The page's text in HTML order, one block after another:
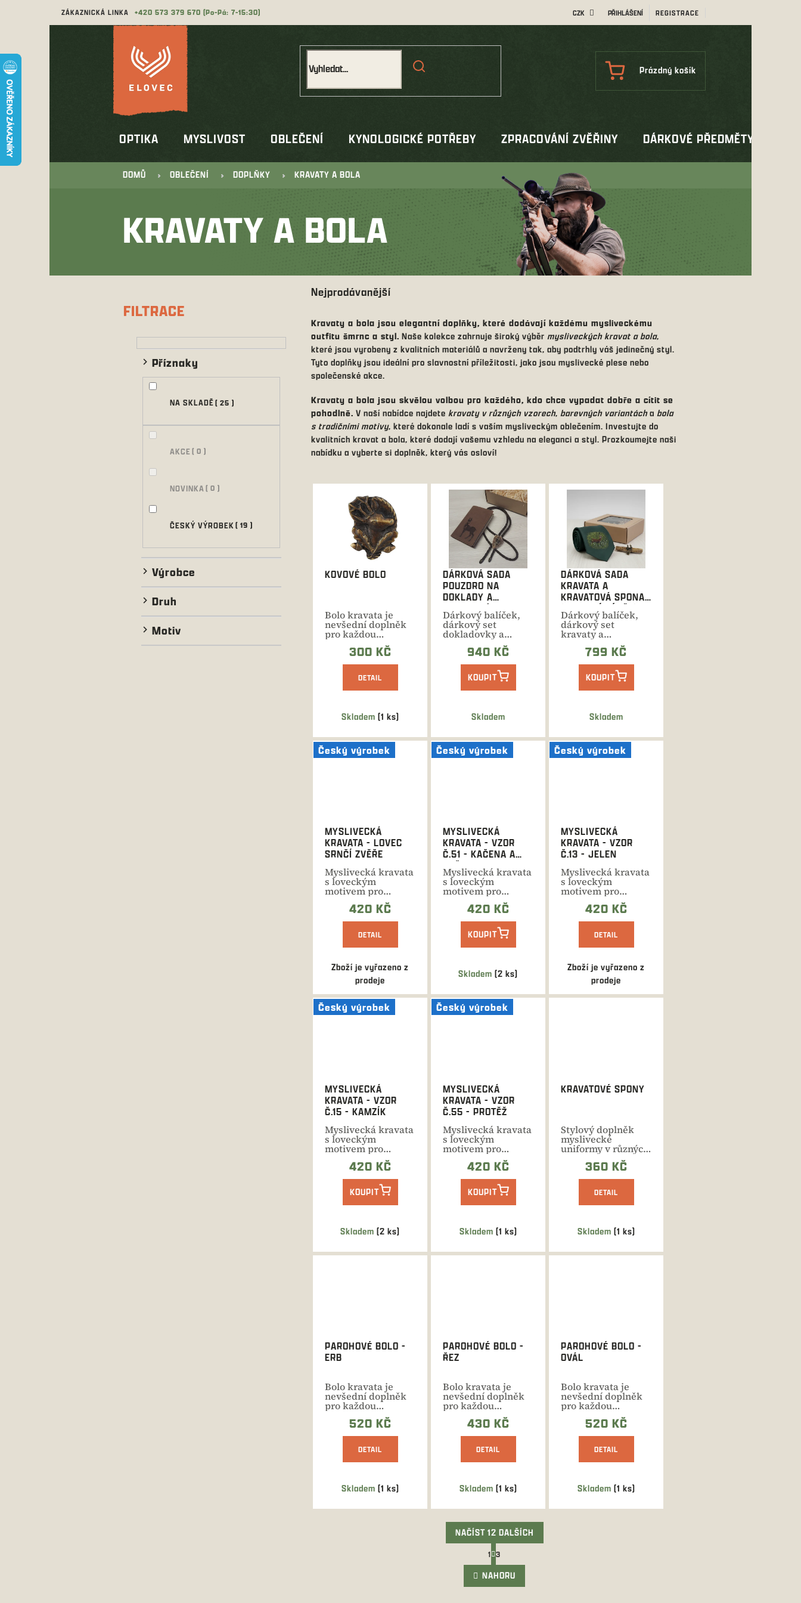
ZÁKAZNICKÁ LINKA 573 379 670 CZK PŘIHLÁŠENÍ REGISTRACE
NÁKUPNÍ
Prázdný košík
OPTIKA MYSLIVOST OBLEČENÍ KYNOLOGICKÉ POTŘEBY ZPRACOVÁNÍ ZVĚŘINY DÁRKOVÉ PŘEDMĚTY
DOMŮ OBLEČENÍ DOPLŇKY KRAVATY A BOLA
KRAVATY A BOLA
s
t
FILTRACE
Příznaky
NA SKLADĚ 25
AKCE 0
NOVINKA 0
ČESKÝ VÝROBEK 19
Výrobce
Druh
Motiv
Nejprodávanější
Kravaty a bola jsou elegantní doplňky, které dodávají každému mysliveckému
outfitu šmrnc a styl. Naše kolekce zahrnuje široký výběr mysliveckých kravat a bola,
které jsou vyrobeny z kvalitních materiálů a navrženy tak, aby podtrhly váš jedinečný styl.
Tyto doplňky jsou ideální pro slavnostní příležitosti, jako jsou myslivecké plese nebo
společenské akce.
Kravaty a bola jsou skvělou volbou pro každého, kdo chce vypadat dobře a cítit se
pohodlně. V naší nabídce najdete kravaty v různých vzorech, barevných variantácha bola
s tradičními motivy, které dokonale ladí s vaším mysliveckým oblečením. Investujte do
kvalitních kravat a bola, které dodají vašemu vzhledu na eleganci a styl. Prozkoumejte naši
nabídku a vyberte si doplněk, který vás osloví!
V
Skladem (1 ks)
KOVOVÉ BOLO
Bolo kravata je
nevšední doplněk
pro každou
příležitost. Různé
varianty.300 KČ
DETAIL
Skladem
DÁRKOVÁ SADA
POUZDRO NA
DOKLADY A
PAROHOVÉ BOLO
(VLASTNÍ VÝBĚR)
Dárkový balíček,
dárkový set
dokladovky a
parohového bola
dle vlastního...
940 KČ
KOUPIT
Skladem
DÁRKOVÁ SADA
KRAVATA A
KRAVATOVÁ SPONA
(VLASTNÍ VÝBĚR)
Dárkový balíček,
dárkový set
kravaty a
kravatové spony
dle vlastního
výběru....
799 KČ
KOUPIT
Český výrobek
Zboží je vyřazeno z
prodeje
MYSLIVECKÁ
KRAVATA - LOVEC
SRNČÍ ZVĚŘE
Myslivecká kravata
s loveckým
motivem pro
všechny
příležitosti.
Moderní...
420 KČ
DETAIL
Český výrobek
Skladem(2 ks)
MYSLIVECKÁ
KRAVATA - VZOR
Č.51 - KAČENA A
KAČER
Myslivecká kravata
s loveckým
motivem pro
všechny
příležitosti.
Moderní...
420 KČ
KOUPIT
Český výrobek
Zboží je vyřazeno z
prodeje
MYSLIVECKÁ
KRAVATA - VZOR
Č.13 - JELEN
Myslivecká kravata
s loveckým
motivem pro
všechny
příležitosti.
Moderní...
420 KČ
DETAIL
Český výrobek
Skladem (2 ks)
MYSLIVECKÁ
KRAVATA - VZOR
Č.15 - KAMZÍK
Myslivecká kravata
s loveckým
motivem pro
příležitosti.
Moderní...
420 KČ
KOUPIT
Český výrobek
Skladem (1 ks)
MYSLIVECKÁ
KRAVATA - VZOR
Č.55 - PROTĚŽ
Myslivecká kravata
s loveckým
motivem pro
příležitosti.
Moderní...
420 KČ
KOUPIT
Skladem (1 ks)
KRAVATOVÉ SPONY
Stylový doplněk
myslivecké
uniformy v různých
variantách.
360 KČ
DETAIL
Skladem (1 ks)
PAROHOVÉ BOLO -
ERB
Bolo kravata je
nevšední doplněk
pro každou
příležitost. Různé
varianty.520 KČ
DETAIL
Skladem (1 ks)
PAROHOVÉ BOLO -
ŘEZ
Bolo kravata je
nevšední doplněk
pro každou
příležitost. Různé
varianty.430 KČ
DETAIL
Skladem (1 ks)
PAROHOVÉ BOLO -
OVÁL
Bolo kravata je
nevšední doplněk
pro každou
příležitost. Různé
varianty.520 KČ
DETAIL
O
v
l
NAČÍST 12 DALŠÍCH
S
t
r
á
n
1 3
NAHORU